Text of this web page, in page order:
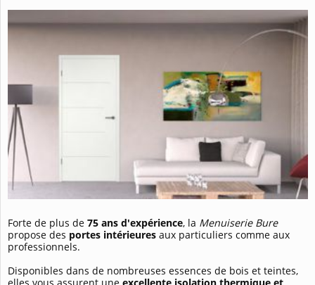
Forte de plus de 75 ans d'expérience, la Menuiserie Bure
propose des portes intérieures aux particuliers comme aux
professionnels.
Disponibles dans de nombreuses essences de bois et teintes,